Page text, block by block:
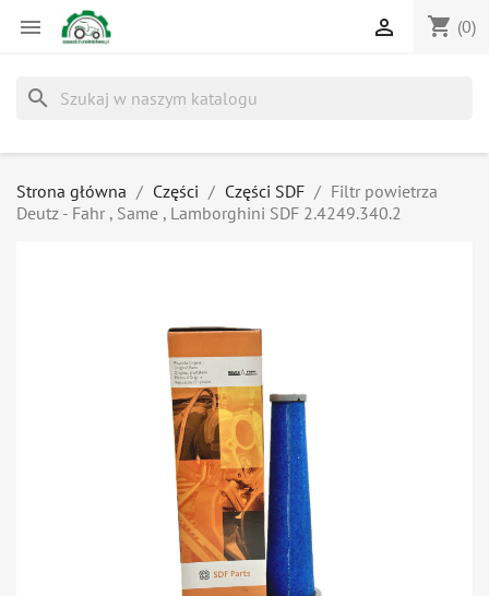
 shopping_cart (0)

search
Strona główna Części Części SDF
Filtr powietrza
Deutz - Fahr , Same , Lamborghini SDF 2.4249.340.2